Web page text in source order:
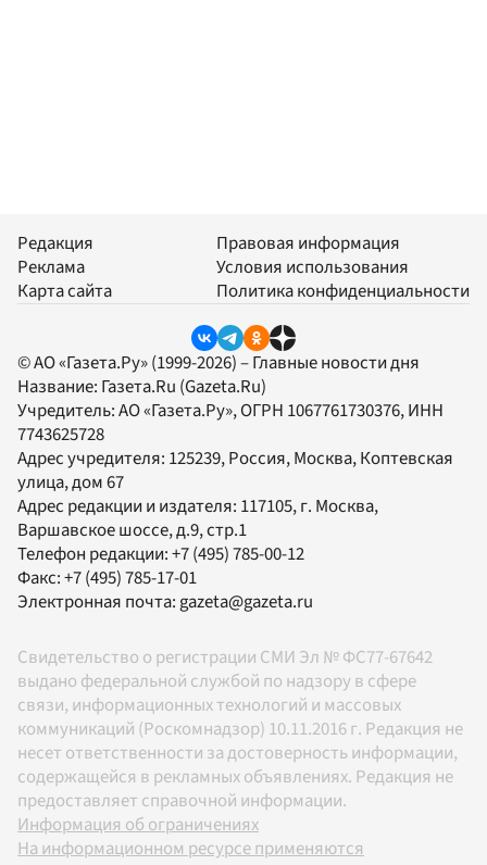
Редакция
Реклама
Карта сайта
Правовая информация
Условия использования
Политика конфиденциальности
© АО «Газета.Ру» (1999-2026) – Главные новости дня
Название: Газета.Ru (Gazeta.Ru)
Учредитель:АО «Газета.Ру», ОГРН 1067761730376, ИНН
7743625728
Адрес учредителя: 125239, Россия, Москва, Коптевская
улица, дом 67
Адрес редакции и издателя: 117105, г. Москва,
Варшавское шоссе, д.9, стр.1
Телефон редакции:+7 (495) 785-00-12
Факс:+7 (495) 785-17-01
Электронная почта:gazeta@gazeta.ru
Свидетельство о регистрации СМИ Эл № ФС77-67642
выдано федеральной службой по надзору в сфере
связи, информационных технологий и массовых
коммуникаций (Роскомнадзор) 10.11.2016 г. Редакция не
несет ответственности за достоверность информации,
содержащейся в рекламных объявлениях. Редакция не
предоставляет справочной информации.
Информация об ограничениях
На информационном ресурсе применяются